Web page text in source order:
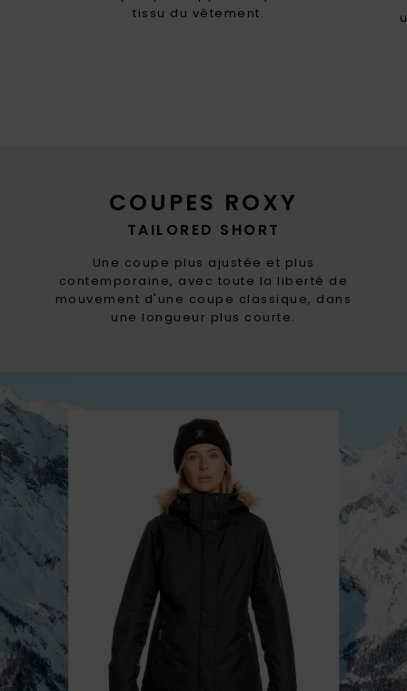
COUPES ROXY
TAILORED SHORT
Une coupe plus ajustée et plus
contemporaine, avec toute la liberté de
mouvement d'une coupe classique, dans
une longueur plus courte.
tissu du vêtement.